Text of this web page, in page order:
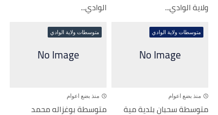
ولاية الوادي...
الوادي...
متوسطات ولاية الوادي
منذ بضع اعوام
متوسطة سحبان بلدية مية
متوسطات ولاية الوادي
منذ بضع اعوام
متوسطة بوغزاله محمد